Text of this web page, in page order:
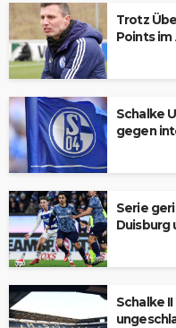
Trotz
Points
Schalke
gegen
Serie
Duisburg
Schalke